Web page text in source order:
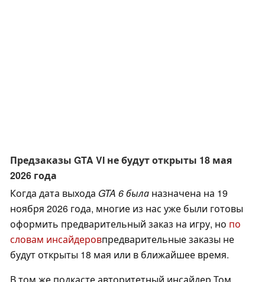
Предзаказы GTA VI не будут открыты 18 мая
2026 года
Когда дата выхода GTA 6 была назначена на 19
ноября 2026 года, многие из нас уже были готовы
оформить предварительный заказ на игру, но по
словам инсайдеровпредварительные заказы не
будут открыты 18 мая или в ближайшее время.
В том же подкасте авторитетный инсайдер Том